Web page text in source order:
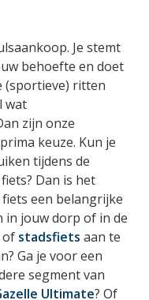
Je stemt
behoefte en doet
(sportieve) ritten
wat
zijn onze
keuze. Kun je
tijdens de
Dan is het
een belangrijke
in jouw dorp of in de
of stadsfiets aan te
Ga je voor een
segment van
Ultimate? Of